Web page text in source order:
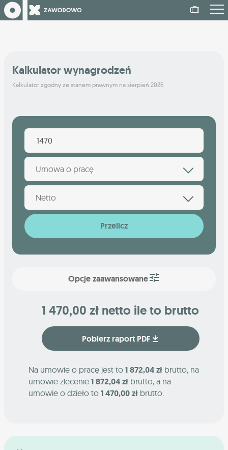
Kalkulator wynagrodzeń
Kalkulator zgodny ze stanem prawnym na sierpień 2026
Umowa o pracę
Netto
Przelicz
Opcje zaawansowane
1 470,00 zł netto ile to brutto
Pobierz raport PDF
Na umowie o pracę jest to 1 872,04 zł brutto, na
umowie zlecenie 1 872,04 zł brutto, a na
umowie o dzieło to 1 470,00 zł brutto.